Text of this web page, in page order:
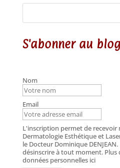
S'abonner au
Nom
Email
L'inscription permet de recevoir
Dermatologie Esthétique et
le Docteur Dominique DENJEAN.
désinscrire à tout moment.
données personnelles ici